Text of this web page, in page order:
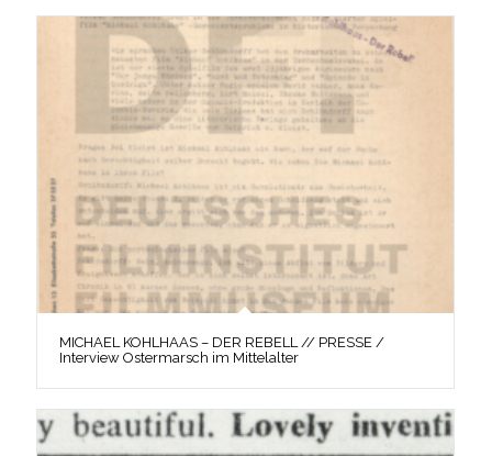
MICHAEL KOHLHAAS – DER REBELL // PRESSE /
Interview Ostermarsch im Mittelalter